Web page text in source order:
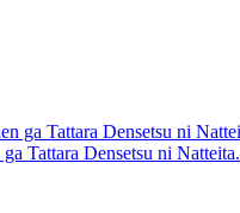
Tattara Densetsu ni Natteita.